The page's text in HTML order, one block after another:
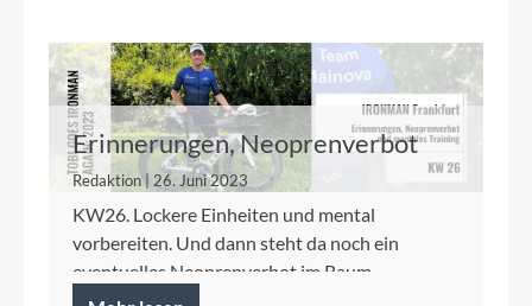
Erinnerungen, Neoprenverbot
und mentales Training - KW26
Redaktion | 26. Juni 2023
KW26. Lockere Einheiten und mental
vorbereiten. Und dann steht da noch ein
eventuelles Neoprenverbot im Raum.